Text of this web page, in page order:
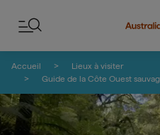
Accueil
Lieux à visiter
Guide de la Côte Ouest